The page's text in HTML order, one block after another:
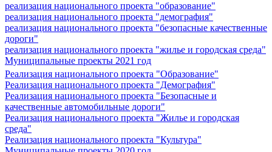
реализация национального проекта "образование"
реализация национального проекта "демография"
реализация национального проекта "безопасные качественные
дороги"
реализация национального проекта "жилье и городская среда"
Муниципальные проекты 2021 год
Реализация национального проекта "Образование"
Реализация национального проекта "Демография"
Реализация национального проекта "Безопасные и
качественные автомобильные дороги"
Реализация национального проекта "Жилье и городская
среда"
Реализация национального проекта "Культура"